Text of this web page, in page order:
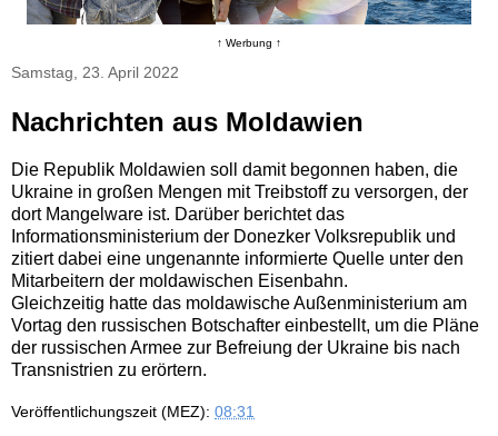
↑ Werbung ↑
Samstag, 23. April 2022
Nachrichten aus Moldawien
Die Republik Moldawien soll damit begonnen haben, die
Ukraine in großen Mengen mit Treibstoff zu versorgen, der
dort Mangelware ist. Darüber berichtet das
Informationsministerium der Donezker Volksrepublik und
zitiert dabei eine ungenannte informierte Quelle unter den
Mitarbeitern der moldawischen Eisenbahn.
Gleichzeitig hatte das moldawische Außenministerium am
Vortag den russischen Botschafter einbestellt, um die Pläne
der russischen Armee zur Befreiung der Ukraine bis nach
Transnistrien zu erörtern.
Veröffentlichungszeit (MEZ): 08:31